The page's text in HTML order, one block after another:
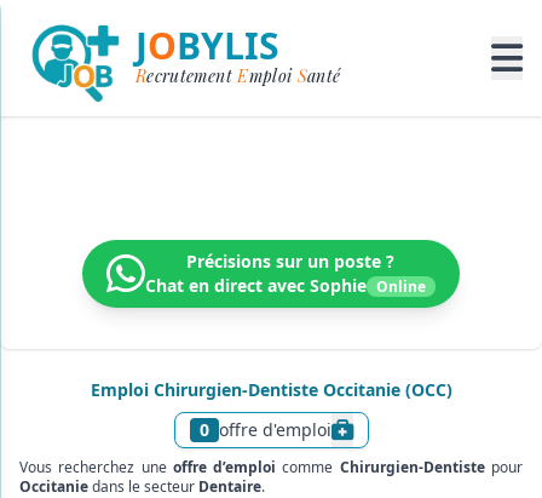
JOBYLIS
RecrutementEmploi Santé
Précisions sur un poste ?
Chat en direct avec Sophie Online
Emploi Chirurgien-Dentiste Occitanie (OCC)
0 offre d'emploi
Afficher le texte
Vous recherchez une offre d’emploi comme Chirurgien-Dentistepour
Occitaniedans le secteur Dentaire.